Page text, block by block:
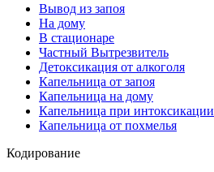
Вывод из запоя
На дому
В стационаре
Частный Вытрезвитель
Детоксикация от алкоголя
Капельница от запоя
Капельница на дому
Капельница при интоксикации
Капельница от похмелья
Кодирование